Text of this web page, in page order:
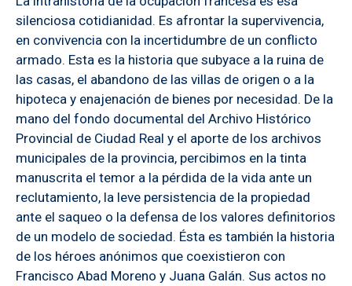
silenciosa cotidianidad. Es afrontar la supervivencia,
en convivencia con la incertidumbre de un conflicto
armado. Esta es la historia que subyace a la ruina de
las casas, el abandono de las villas de origen o a la
hipoteca y enajenación de bienes por necesidad. De la
mano del fondo documental del Archivo Histórico
Provincial de Ciudad Real y el aporte de los archivos
municipales de la provincia, percibimos en la tinta
manuscrita el temor a la pérdida de la vida ante un
reclutamiento, la leve persistencia de la propiedad
ante el saqueo o la defensa de los valores definitorios
de un modelo de sociedad. Ésta es también la historia
de los héroes anónimos que coexistieron con
Francisco Abad Moreno y Juana Galán. Sus actos no